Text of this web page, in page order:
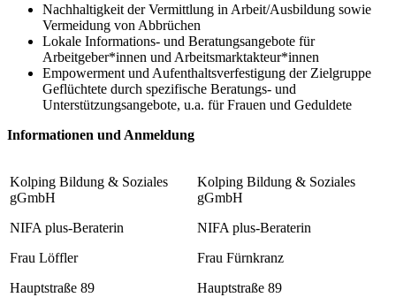
Nachhaltigkeit der Vermittlung in Arbeit/Ausbildung sowie
Vermeidung von Abbrüchen
Lokale Informations- und Beratungsangebote für
Arbeitgeber*innen und Arbeitsmarktakteur*innen
Empowerment und Aufenthaltsverfestigung der Zielgruppe
Geflüchtete durch spezifische Beratungs- und
Unterstützungsangebote, u.a. für Frauen und Geduldete
Informationen und Anmeldung
Kolping Bildung & Soziales
gGmbH
NIFA plus-Beraterin
Frau Löffler
Hauptstraße 89
Kolping Bildung & Soziales
gGmbH
NIFA plus-Beraterin
Frau Fürnkranz
Hauptstraße 89